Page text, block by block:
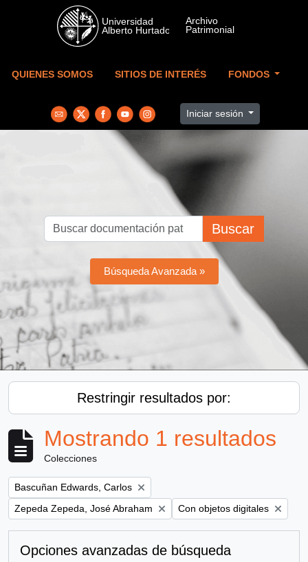
Skip to main content
QUIENES SOMOS SITIOS DE INTERÉS FONDOS
Iniciar sesión
Buscar
Búsqueda Avanzada »
Restringir resultados por:
Mostrando 1 resultados
Colecciones
Remove filter:
Bascuñan Edwards, Carlos
Remove filter:
Zepeda Zepeda, José Abraham Remove filter:
Con objetos digitales
Opciones avanzadas de búsqueda